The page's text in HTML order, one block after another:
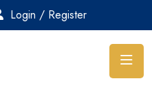
Login / Register